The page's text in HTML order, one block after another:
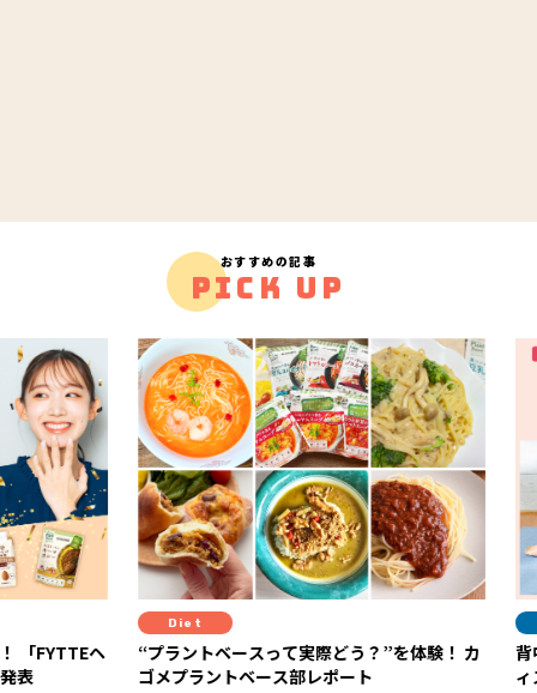
おすすめの記事
PICK UP
ヘ
Diet
“プラントベースって実際どう？”を体験！ カ
ゴメプラントベース部レポート
背中の
ィス